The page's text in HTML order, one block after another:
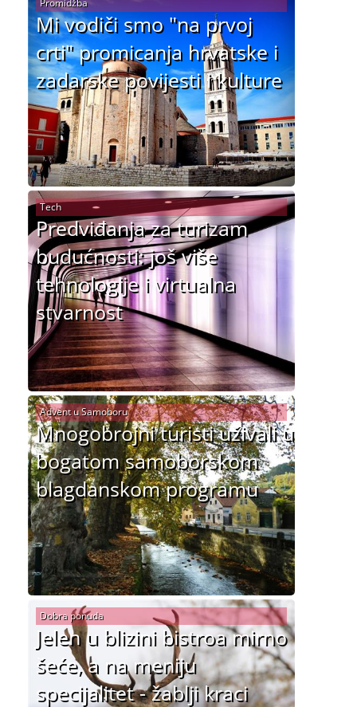
Mi vodiči smo "na prvoj
crti" promicanja hrvatske i
zadarske povijesti i kulture
Promidžba
Predviđanja za turizam
budućnosti: još više
tehnologije i virtualna
stvarnost
Tech
Mnogobrojni turisti uživali u
bogatom samoborskom
blagdanskom programu
Advent u Samoboru
Jelen u blizini bistroa mirno
šeće, a na meniju
specijalitet - žablji kraci
Dobra ponuda